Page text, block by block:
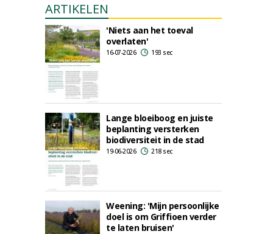
ARTIKELEN
'Niets aan het toeval
overlaten'
16-07-2026 193 sec
Lange bloeiboog en juiste
beplanting versterken
biodiversiteit in de stad
19-06-2026 218 sec
Weening: 'Mijn persoonlijke
doel is om Griffioen verder
te laten bruisen'